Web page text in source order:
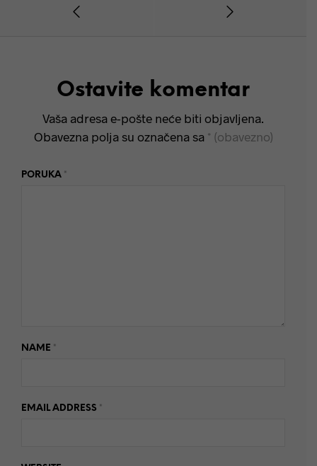
Ostavite komentar
Vaša adresa e-pošte neće biti objavljena.
Obavezna polja su označena sa * (obavezno)
PORUKA *
NAME *
EMAIL ADDRESS *